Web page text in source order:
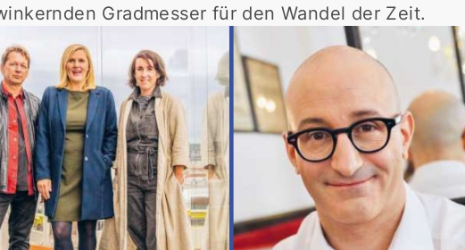
Gradmesser für den Wandel der Zeit.